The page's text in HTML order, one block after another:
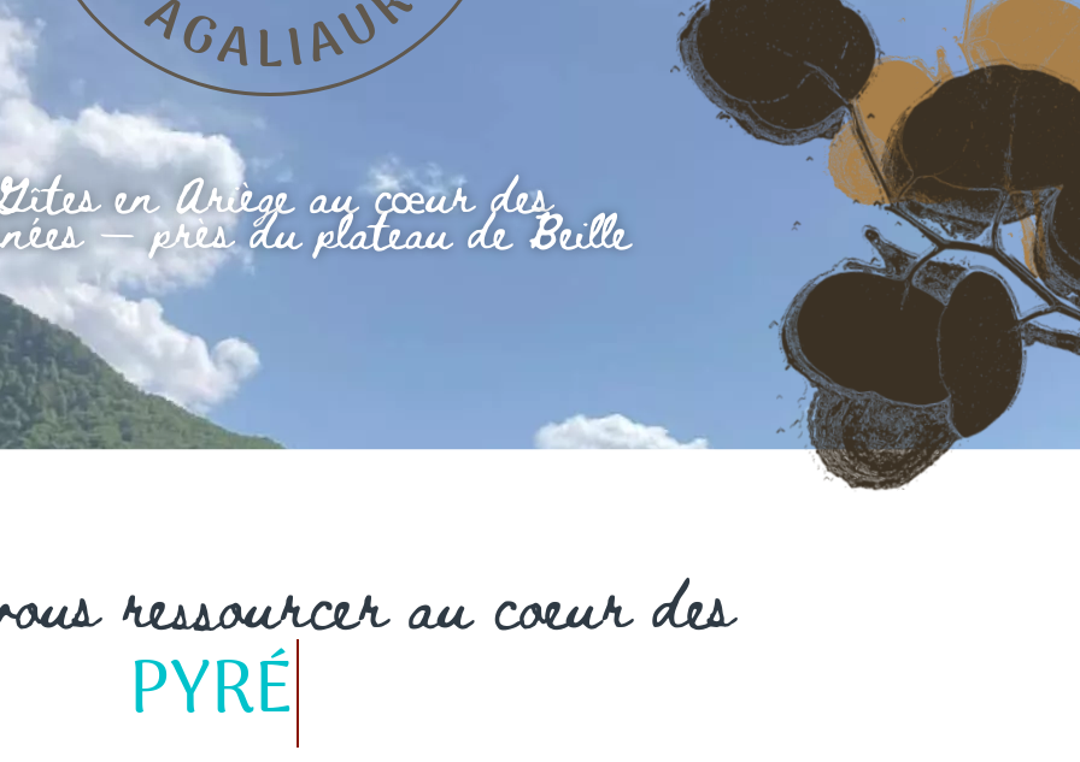
en Ariège au cœur des
— près du plateau de Beille
ressourcer au coeur des
MONTAGNES
PAYSAGES
PYRÉNÉES
SOMMETS